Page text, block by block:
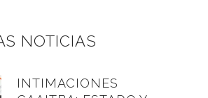
NOTICIAS
INTIMACIONES